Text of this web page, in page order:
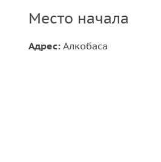
Место начала
Адрес: Алкобаса